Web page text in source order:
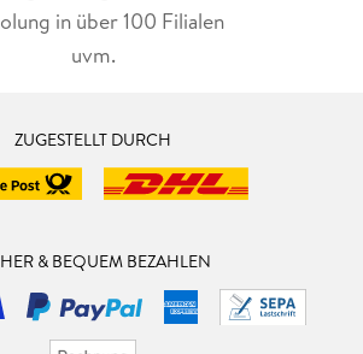
in über 100 Filialen
uvm.
ZUGESTELLT DURCH
& BEQUEM BEZAHLEN